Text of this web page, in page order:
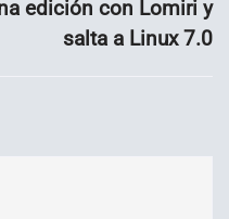
edición con Lomiri y
salta a Linux 7.0